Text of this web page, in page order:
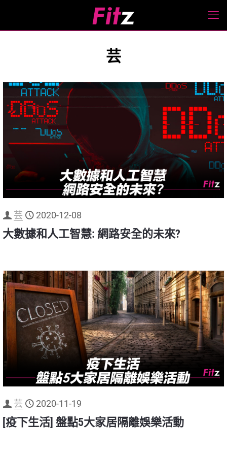
芸
芸 2020-12-08
大數據和人工智慧: 網路安全的未來?
芸 2020-11-19
[疫下生活] 盤點5大家居隔離娛樂活動